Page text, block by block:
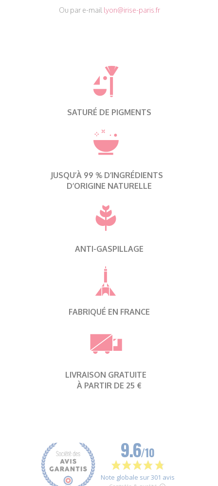
Ou par e-mail lyon@irise-paris.fr
SATURÉ DE PIGMENTS
JUSQU’À 99 % D’INGRÉDIENTS
D’ORIGINE NATURELLE
ANTI-GASPILLAGE
FABRIQUÉ EN FRANCE
LIVRAISON GRATUITE
À PARTIR DE 25 €